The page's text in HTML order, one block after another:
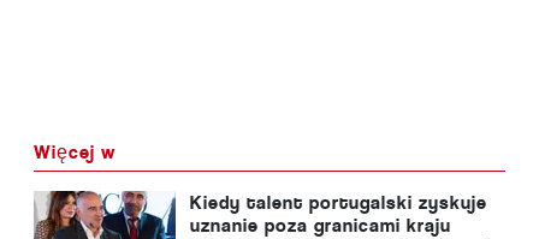
Więcej w
Kiedy talent portugalski zyskuje
uznanie poza granicami kraju